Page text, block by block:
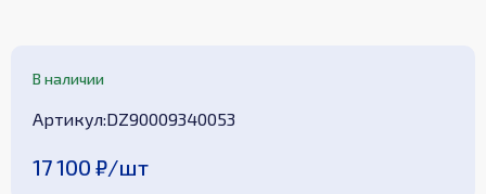
В наличии
Aртикул:DZ90009340053
17 100 ₽/шт